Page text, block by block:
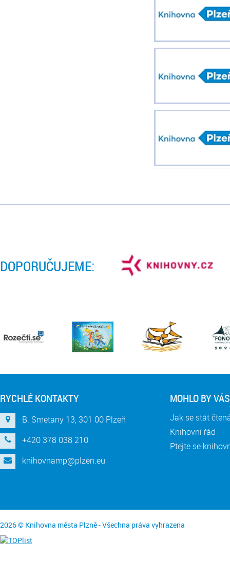
DOPORUČUJEME:
RYCHLÉ KONTAKTY
B. Smetany 13, 301 00 Plzeň
+420 378 038 210
knihovnamp@plzen.eu
MOHLO BY
Jak se stát
Knihovní řád
Ptejte se
2026 © Knihovna města Plzně - Všechna práva vyhrazena